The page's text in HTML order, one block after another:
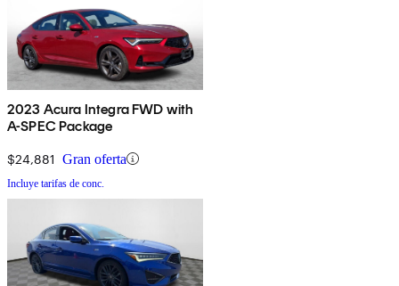
2023 Acura Integra FWD with
A-SPEC Package
$24,881 Gran oferta
Incluye tarifas de conc.